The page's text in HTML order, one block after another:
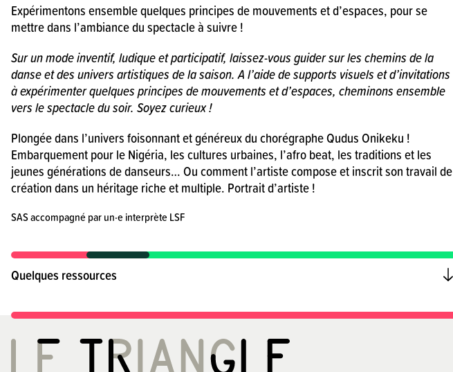
Expérimentons ensemble quelques principes de mouvements et d’espaces, pour se
mettre dans l’ambiance du spectacle à suivre !
Sur un mode inventif, ludique et participatif, laissez-vous guider sur les chemins de la
danse et des univers artistiques de la saison. A l’aide de supports visuels et d’invitations
à expérimenter quelques principes de mouvements et d’espaces, cheminons ensemble
vers le spectacle du soir. Soyez curieux !
Plongée dans l’univers foisonnant et généreux du chorégraphe Qudus Onikeku !
Embarquement pour le Nigéria, les cultures urbaines, l’afro beat, les traditions et les
jeunes générations de danseurs… Ou comment l’artiste compose et inscrit son travail de
création dans un héritage riche et multiple. Portrait d’artiste !
SAS accompagné par un·e interprète LSF
Quelques ressources